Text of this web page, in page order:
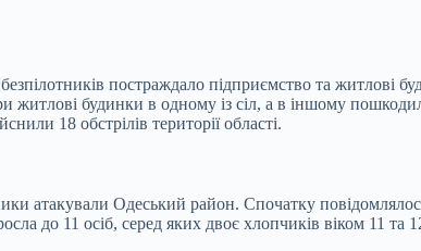
постраждало підприємство та житлові
будинки в одному із сіл, а в іншому
18 обстрілів території області.
атакували Одеський район. Спочатку
до 11 осіб, серед яких двоє хлопчиків віком 11 та